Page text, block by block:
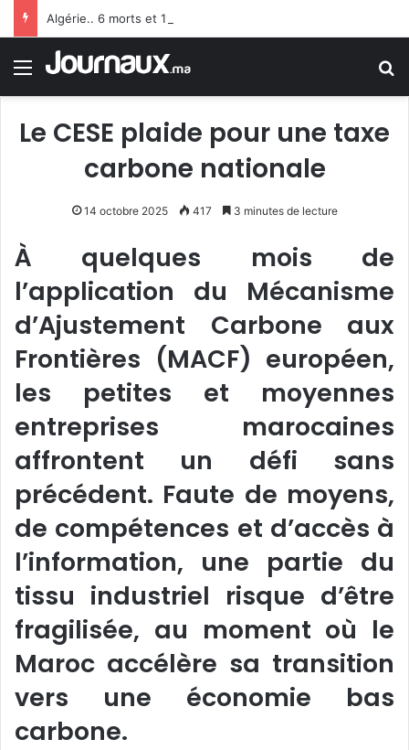
Menu
Le CESE plaide pour une taxe
carbone nationale
14 octobre 2025 417 3 minutes de lecture
À quelques mois de
l’application du Mécanisme
d’Ajustement Carbone aux
Frontières (MACF) européen,
les petites et moyennes
entreprises marocaines
affrontent un défi sans
précédent. Faute de moyens,
de compétences et d’accès à
l’information, une partie du
tissu industriel risque d’être
fragilisée, au moment où le
Maroc accélère sa transition
vers une économie bas
carbone.